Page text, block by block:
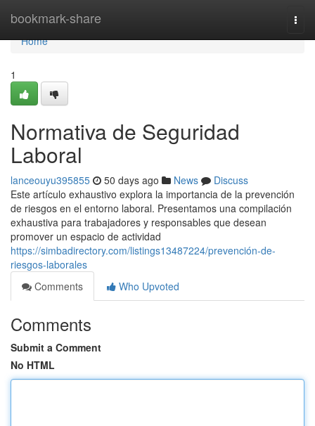
bookmark-share
Home
Home
1
Normativa de Seguridad
Laboral
lanceouyu395855 50 days ago News
Discuss
Este artículo exhaustivo explora la importancia de la prevención
de riesgos en el entorno laboral. Presentamos una compilación
exhaustiva para trabajadores y responsables que desean
promover un espacio de actividad
https://simbadirectory.com/listings13487224/prevención-de-
riesgos-laborales
Comments
Who Upvoted
Comments
Submit a Comment
No HTML